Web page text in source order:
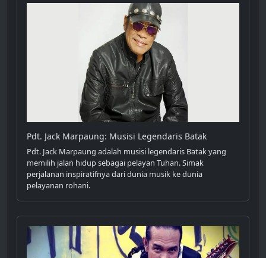
Pdt. Jack Marpaung: Musisi Legendaris Batak
Pdt. Jack Marpaung adalah musisi legendaris Batak yang
memilih jalan hidup sebagai pelayan Tuhan. Simak
perjalanan inspiratifnya dari dunia musik ke dunia
pelayanan rohani.